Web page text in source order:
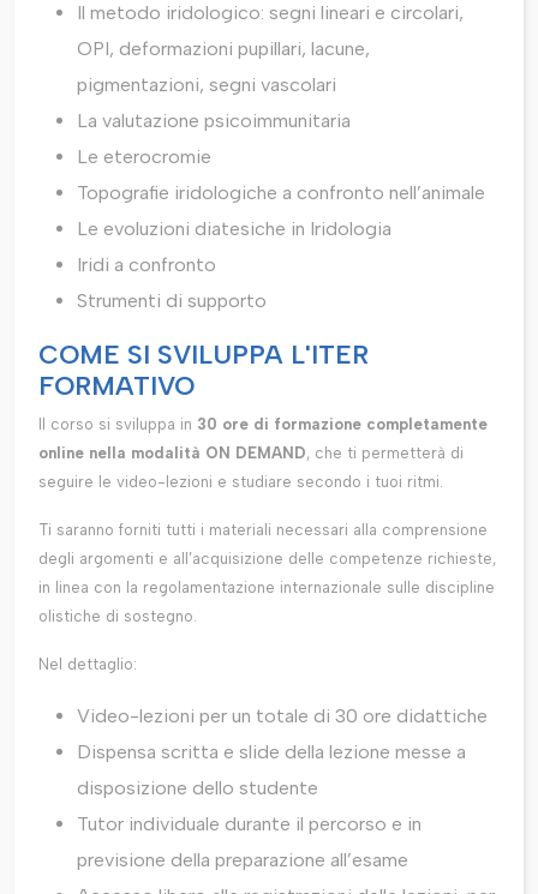
Il metodo iridologico: segni lineari e circolari,
OPI, deformazioni pupillari, lacune,
pigmentazioni, segni vascolari
La valutazione psicoimmunitaria
Le eterocromie
Topografie iridologiche a confronto nell’animale
Le evoluzioni diatesiche in Iridologia
Iridi a confronto
Strumenti di supporto
COME SI SVILUPPA L'ITER
FORMATIVO
Il corso si sviluppa in 30 ore di formazione completamente
online nella modalità ON DEMAND, che ti permetterà di
seguire le video-lezioni e studiare secondo i tuoi ritmi.
Ti saranno forniti tutti i materiali necessari alla comprensione
degli argomenti e all’acquisizione delle competenze richieste,
in linea con la regolamentazione internazionale sulle discipline
olistiche di sostegno.
Nel dettaglio:
Video-lezioni per un totale di 30 ore didattiche
Dispensa scritta e slide della lezione messe a
disposizione dello studente
Tutor individuale durante il percorso e in
previsione della preparazione all’esame